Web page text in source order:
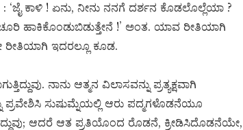
ಕಾಳಿ ! ಏನು, ನೀನು ನನಗೆ ದರ್ಶನ ಕೊಡಲೊಲ್ಲೆಯಾ ?
ಹಾಕಿಕೊಂಡುಬಿಡುತ್ತೇನೆ !’ ಅಂತ. ಯಾವ ರೀತಿಯಾಗಿ
ರೀತಿಯಾಗಿ ಇದರಲ್ಲೂ ಕೂಡ.
ನಾನು ಆತ್ಮನ ವಿಲಾಸವನ್ನು ಪ್ರತ್ಯಕ್ಷವಾಗಿ
ಪ್ರವೇಶಿಸಿ ಸುಷುಮ್ನೆಯಲ್ಲಿ ಆರು ಪದ್ಮಗಳೊಡನೆಯೂ
ಆದರೆ ಆತ ಪ್ರತಿಯೊಂದ ರೊಡನೆ, ಕ್ರೀಡಿಸಿದೊಡನೆಯೇ,